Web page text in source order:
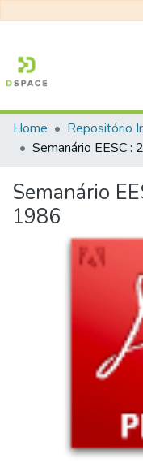
Communities &
Statistics
Home
Semanário
1986